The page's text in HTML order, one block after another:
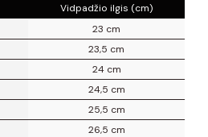
Vidpadžio ilgis (cm)
23 cm
23,5 cm
24 cm
24,5 cm
25,5 cm
26,5 cm